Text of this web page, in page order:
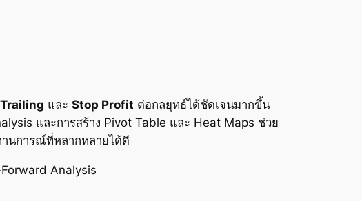
และ Stop Profit ต่อกลยุทธ์ได้ชัดเจนมากขึ้น
และการสร้าง Pivot Table และ Heat Maps ช่วย
านการณ์ที่หลากหลายได้ดี
Analysis